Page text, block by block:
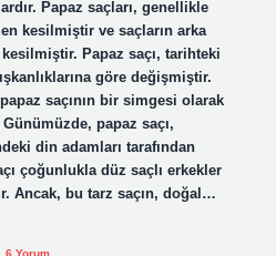
Papaz saçları, genellikle
kesilmiştir ve saçların arka
Papaz saçı, tarihteki
göre değişmiştir.
saçının bir simgesi olarak
papaz saçı,
din adamları tarafından
çoğunlukla düz saçlı erkekler
Ancak, bu tarz saçın, doğal…